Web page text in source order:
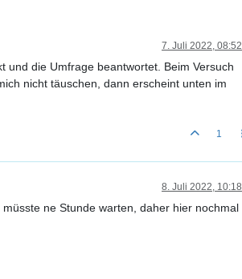
7. Juli 2022, 08:52
und die Umfrage beantwortet. Beim Versuch
nicht täuschen, dann erscheint unten im
1
8. Juli 2022, 10:18
ne Stunde warten, daher hier nochmal